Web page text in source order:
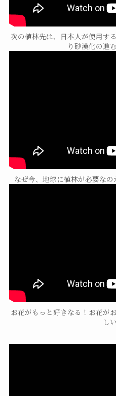
次の植林先は、日本人が使用す
り砂漠化の進
なぜ今、地球に植林が必要な
お花がもっと好きなる！お花が
し